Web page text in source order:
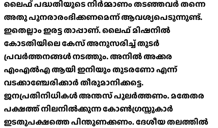
ലൈഫ് പദ്ധതിയുടെ നിർമ്മാണം തടഞ്ഞവർ തന്നെ
അതു പുനരാരംഭിക്കണമെന്ന് ആവശ്യപെടുന്നുണ്ട്.
ഇതെല്ലാം ഇരട്ട താപ്പാണ്. ലൈഫ് മിഷനിൽ
കോടതിയിലെ കേസ് അനുസരിച്ച് തുടർ
പ്രവർത്തനങ്ങൾ നടത്തും. അനിൽ അക്കര
എംഎൽഎ ആയി ഇനിയും തുടരണോ എന്ന്
വടക്കാഞ്ചേരിക്കാർ തീരുമാനിക്കട്ടെ.
ജനപ്രതിനിധികൾ അന്തസ് പുലർത്തണം. മതേതര
പക്ഷത്ത് നിലനിൽക്കുന്ന കോൺഗ്രസ്സുകാർ
ഇടതുപക്ഷത്തെ പിന്തുണക്കണം. ദേശീയ തലത്തിൽ